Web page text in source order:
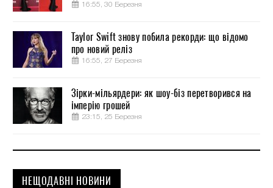
16:55, 30 Березня
Taylor Swift знову побила рекорди: що відомо
про новий реліз
16:55, 27 Березня
Зірки-мільярдери: як шоу-біз перетворився на
імперію грошей
23:15, 25 Березня
НЕЩОДАВНІ НОВИНИ